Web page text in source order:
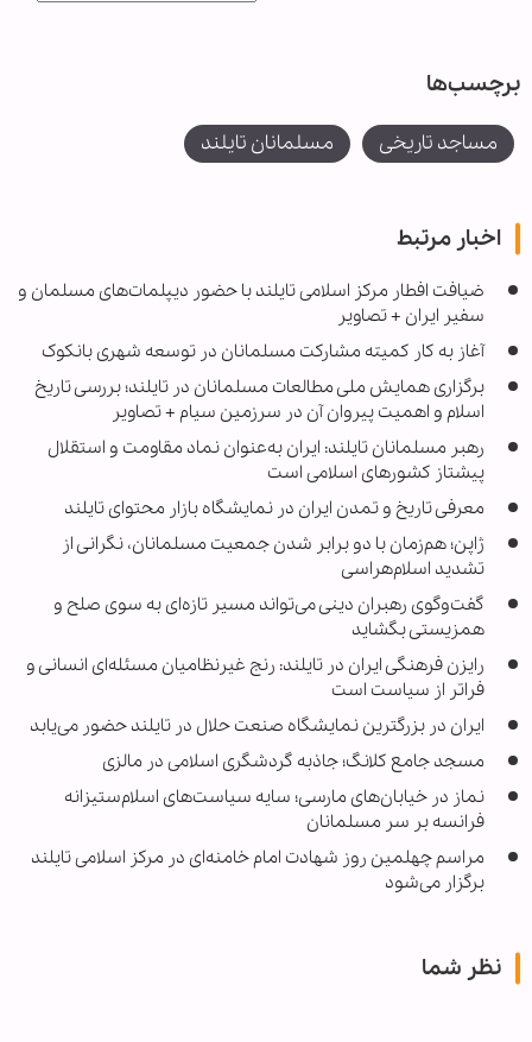
برچسب‌ها
مساجد تاریخی مسلمانان تایلند
اخبار مرتبط
ضیافت افطار مرکز اسلامی تایلند با حضور دیپلمات‌های مسلمان و
سفیر ایران + تصاویر
آغاز به کار کمیته مشارکت مسلمانان در توسعه شهری بانکوک
برگزاری همایش ملی مطالعات مسلمانان در تایلند؛ بررسی تاریخ
اسلام و اهمیت پیروان آن در سرزمین سیام + تصاویر
رهبر مسلمانان تایلند: ایران به‌عنوان نماد مقاومت و استقلال
پیشتاز کشورهای اسلامی است
معرفی تاریخ و تمدن ایران در نمایشگاه بازار محتوای تایلند
ژاپن؛ هم‌زمان با دو برابر شدن جمعیت مسلمانان، نگرانی از
تشدید اسلام‌هراسی
گفت‌وگوی رهبران دینی می‌تواند مسیر تازه‌ای به سوی صلح و
همزیستی بگشاید
رایزن فرهنگی ایران در تایلند: رنج غیرنظامیان مسئله‌ای انسانی و
فراتر از سیاست است
ایران در بزرگترین نمایشگاه صنعت حلال در تایلند حضور می‌یابد
مسجد جامع کلانگ؛ جاذبه گردشگری اسلامی در مالزی
نماز در خیابان‌های مارسی؛ سایه سیاست‌های اسلام‌ستیزانه
فرانسه بر سر مسلمانان
مراسم چهلمین روز شهادت امام خامنه‌ای در مرکز اسلامی تایلند
برگزار می‌شود
نظر شما